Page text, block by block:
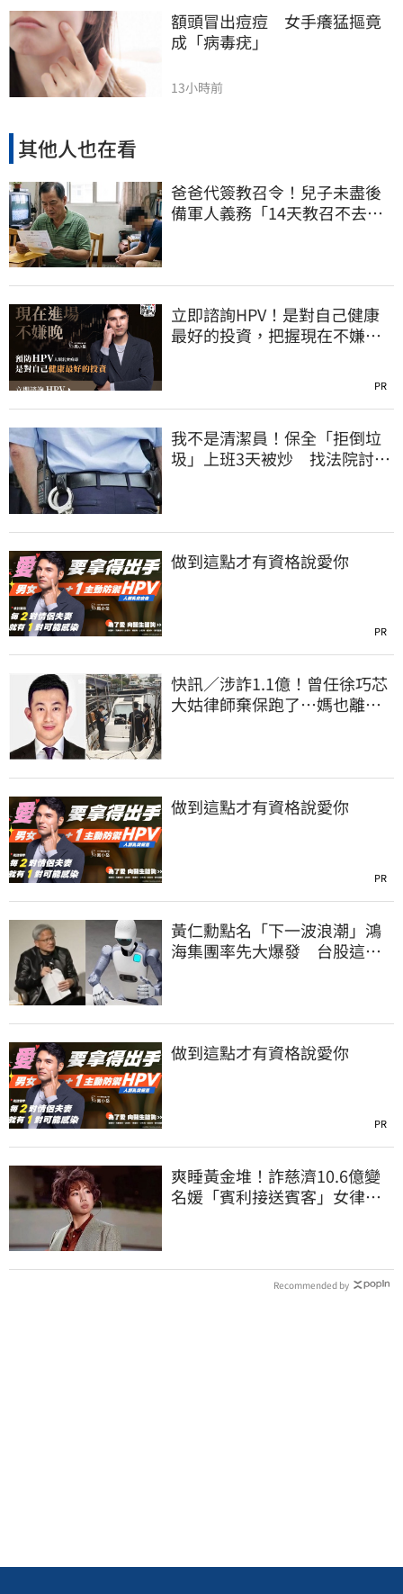
額頭冒出痘痘　女手癢猛摳竟
成「病毒疣」
13小時前
其他人也在看
爸爸代簽教召令！兒子未盡後
備軍人義務「14天教召不去」
立即諮詢HPV！是對自己健康
最好的投資，把握現在不嫌
PR
我不是清潔員！保全「拒倒垃
圾」上班3天被炒 找法院討公
做到這點才有資格說愛你
PR
快訊／涉詐1.1億！曾任徐巧芯
大姑律師棄保跑了…媽也離
做到這點才有資格說愛你
PR
黃仁勳點名「下一波浪潮」鴻
海集團率先大爆發 台股這族
做到這點才有資格說愛你
PR
爽睡黃金堆！詐慈濟10.6億變
名媛「賓利接送賓客」女律師
Recommended by